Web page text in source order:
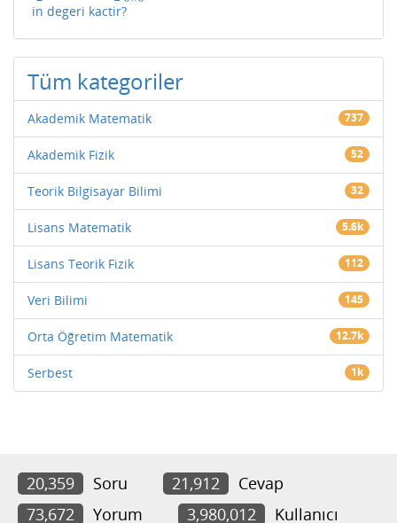
in degeri kactir?
Tüm kategoriler
Akademik Matematik 737
Akademik Fizik 52
Teorik Bilgisayar Bilimi 32
Lisans Matematik 5.6k
Lisans Teorik Fizik 112
Veri Bilimi 145
Orta Öğretim Matematik 12.7k
Serbest 1k
20,359 Soru 21,912
Cevap
73,672
Yorum 3,980,012 Kullanıcı